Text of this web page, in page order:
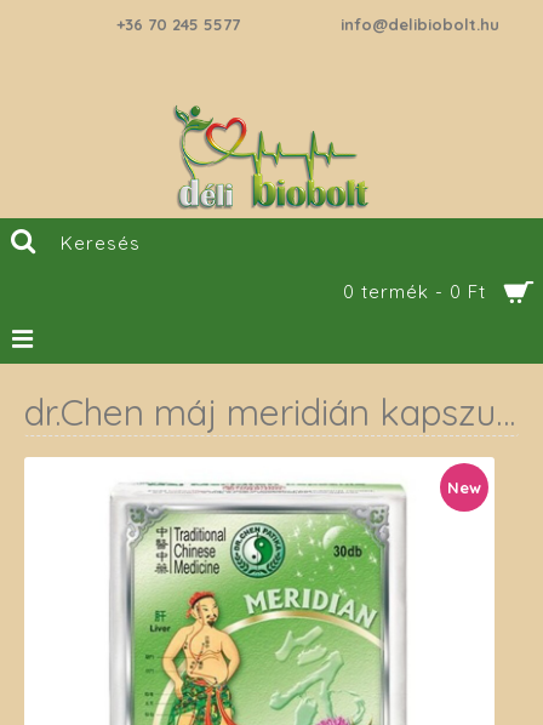
+36 70 245 5577 info@delibiobolt.hu
0 termék - 0 Ft
dr.Chen máj meridián kapszula 30 db
New